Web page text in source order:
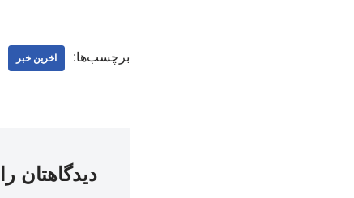
برچسب‌ها: اخرین خبر
دیدگاهتان